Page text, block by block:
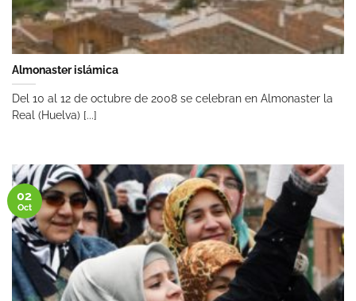
Almonaster islámica
Del 10 al 12 de octubre de 2008 se celebran en Almonaster la
Real (Huelva) [...]
02
Oct